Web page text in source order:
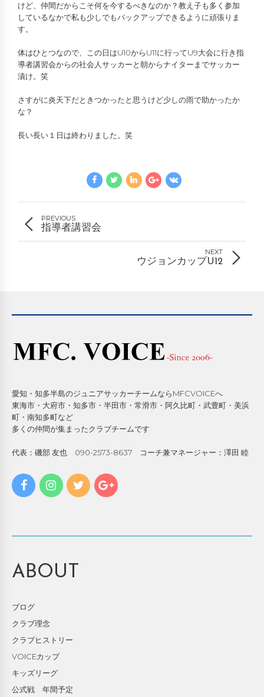
けど、仲間だからこそ何を今するべきなのか？教え子も多く参加
しているなかで私も少しでもバックアップできるように頑張りま
す。
体はひとつなので、この日はU10からU11に行ってU9大会に行き指
導者講習会からの社会人サッカーと朝からナイターまでサッカー
漬け。笑
さすがに炎天下だときつかったと思うけど少しの雨で助かったか
な？
長い長い１日は終わりました。笑
PREVIOUS
指導者講習会
NEXT
ウジョンカップU12
愛知・知多半島のジュニアサッカーチームならMFCVOICEへ
東海市・大府市・知多市・半田市・常滑市・阿久比町・武豊町・美浜
町・南知多町など
多くの仲間が集まったクラブチームです
代表：磯部 友也 090-2573-8637 コーチ兼マネージャー：澤田 睦
ABOUT
ブログ
クラブ理念
クラブヒストリー
VOICEカップ
キッズリーグ
公式戦 年間予定